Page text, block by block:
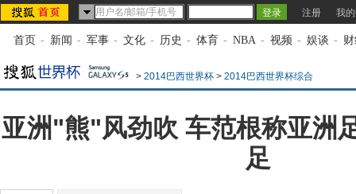
注册 我
首页 - 新闻 - 军事 - 文化 - 历史 - 体育 - NBA - 视频 - 娱谈 -
> 2014巴西世界杯 > 2014巴西世界杯综合
亚洲"熊"风劲吹 车范根称亚洲
足